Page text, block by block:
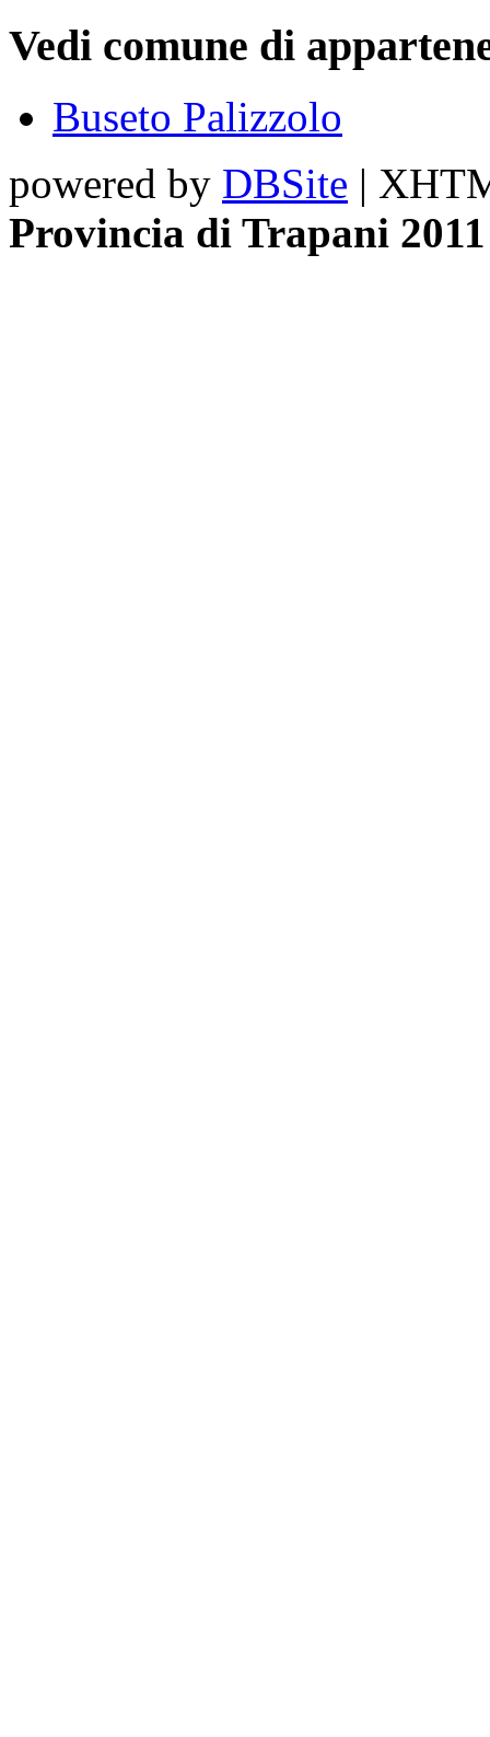
Vedi comune di
Buseto Palizzolo
powered by DBSite |
Provincia di Trapani 2011